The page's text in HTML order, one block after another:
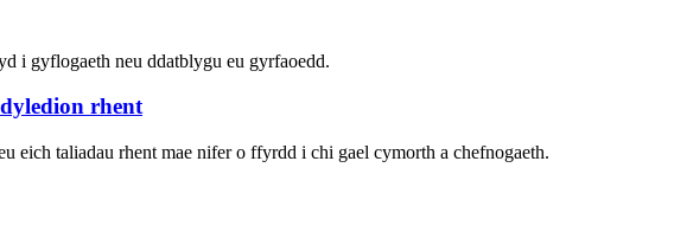
i gyflogaeth neu ddatblygu eu gyrfaoedd.
rhent
eich taliadau rhent mae nifer o ffyrdd i chi gael cymorth a chefnogaeth.